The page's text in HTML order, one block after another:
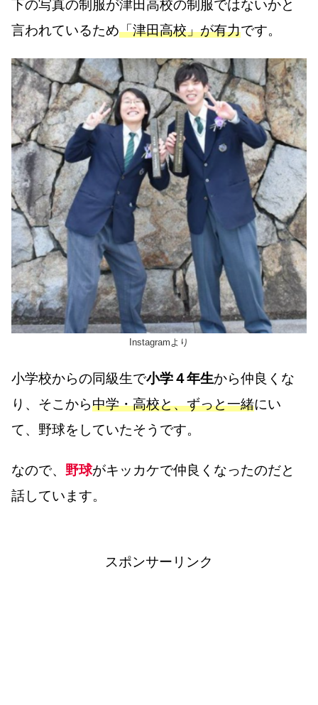
下の写真の制服が津田高校の制服ではないかと
言われているため「津田高校」が有力です。
Instagramより
小学校からの同級生で小学４年生から仲良くな
り、そこから中学・高校と、ずっと一緒にい
て、野球をしていたそうです。
なので、 野球がキッカケで仲良くなったのだと
話しています。
スポンサーリンク